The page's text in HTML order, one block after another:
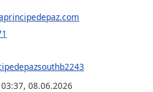
03:37, 08.06.2026